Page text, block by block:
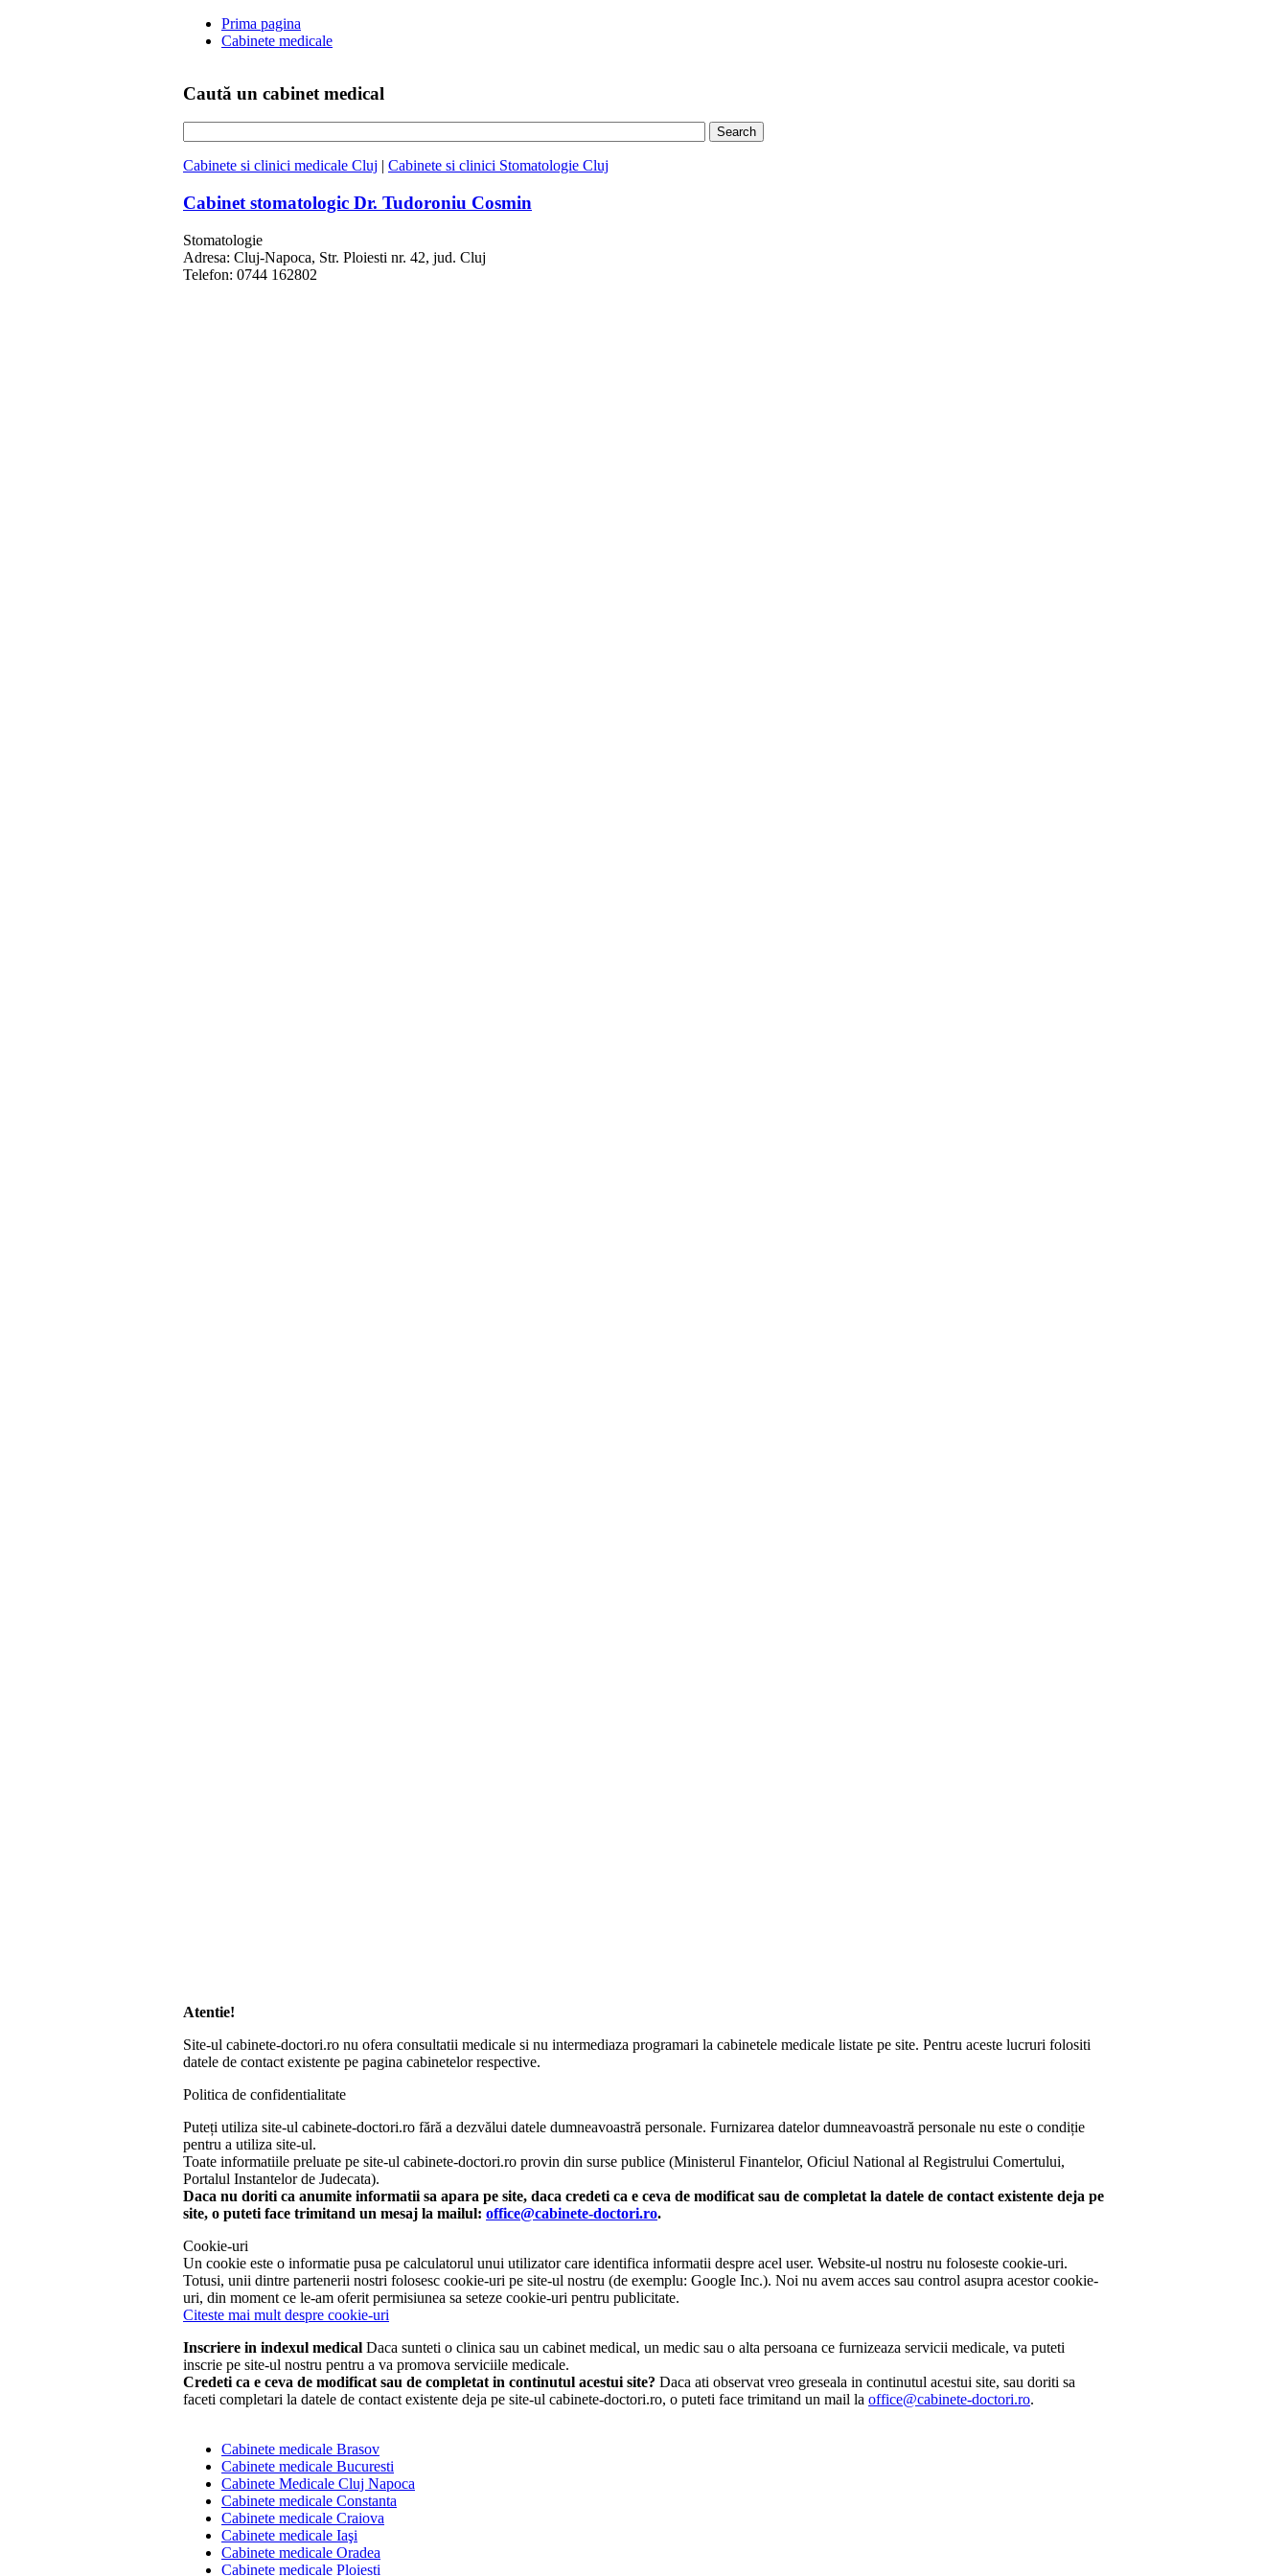
Prima pagina
Cabinete medicale
Caută un cabinet medical
Cabinete si clinici medicale Cluj | Cabinete si clinici Stomatologie Cluj
Cabinet stomatologic Dr. Tudoroniu Cosmin
Stomatologie
Adresa: Cluj-Napoca, Str. Ploiesti nr. 42, jud. Cluj
Telefon: 0744 162802
Atentie!
Site-ul cabinete-doctori.ro nu ofera consultatii medicale si nu intermediaza programari la cabinetele medicale listate pe site. Pentru aceste lucruri folositi
datele de contact existente pe pagina cabinetelor respective.
Politica de confidentialitate
Puteți utiliza site-ul cabinete-doctori.ro fără a dezvălui datele dumneavoastră personale. Furnizarea datelor dumneavoastră personale nu este o condiție
pentru a utiliza site-ul.
Toate informatiile preluate pe site-ul cabinete-doctori.ro provin din surse publice (Ministerul Finantelor, Oficiul National al Registrului Comertului,
Portalul Instantelor de Judecata).
Daca nu doriti ca anumite informatii sa apara pe site, daca credeti ca e ceva de modificat sau de completat la datele de contact existente deja pe
site, o puteti face trimitand un mesaj la mailul: office@cabinete-doctori.ro.
Cookie-uri
Un cookie este o informatie pusa pe calculatorul unui utilizator care identifica informatii despre acel user. Website-ul nostru nu foloseste cookie-uri.
Totusi, unii dintre partenerii nostri folosesc cookie-uri pe site-ul nostru (de exemplu: Google Inc.). Noi nu avem acces sau control asupra acestor cookie-
uri, din moment ce le-am oferit permisiunea sa seteze cookie-uri pentru publicitate.
Citeste mai mult despre cookie-uri
Inscriere in indexul medical Daca sunteti o clinica sau un cabinet medical, un medic sau o alta persoana ce furnizeaza servicii medicale, va puteti
inscrie pe site-ul nostru pentru a va promova serviciile medicale.
Credeti ca e ceva de modificat sau de completat in continutul acestui site? Daca ati observat vreo greseala in continutul acestui site, sau doriti sa
faceti completari la datele de contact existente deja pe site-ul cabinete-doctori.ro, o puteti face trimitand un mail la office@cabinete-doctori.ro.
Cabinete medicale Brasov
Cabinete medicale Bucuresti
Cabinete Medicale Cluj Napoca
Cabinete medicale Constanta
Cabinete medicale Craiova
Cabinete medicale Iaşi
Cabinete medicale Oradea
Cabinete medicale Ploiesti